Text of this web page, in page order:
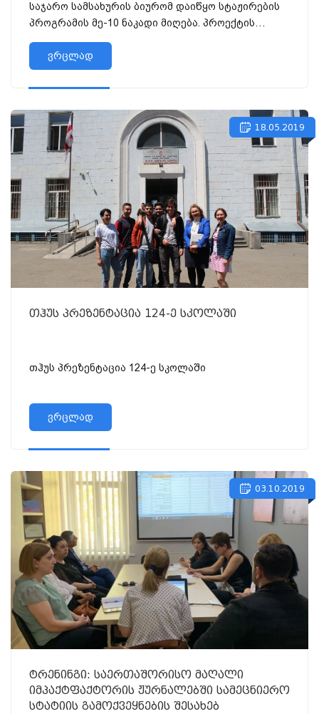
საჯარო სამსახურის ბიურომ დაიწყო სტაჟირების
პროგრამის მე-10 ნაკადი მიღება. პროექტის
ფარგლებში ბაკალავრიატის...
ვრცლად
18.05.2019
თჰუს პრეზენტაცია 124-ე სკოლაში
თჰუს პრეზენტაცია 124-ე სკოლაში
ვრცლად
03.10.2019
ტრენინგი: საერთაშორისო მაღალი
იმპაქტფაქტორის ჟურნალებში სამეცნიერო
სტატიის გამოქვეყნების შესახებ